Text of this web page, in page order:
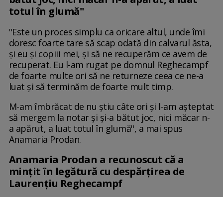
totul în glumă"
"Este un proces simplu ca oricare altul, unde îmi
doresc foarte tare să scap odată din calvarul ăsta,
și eu și copiii mei, și să ne recuperăm ce avem de
recuperat. Eu l-am rugat pe domnul Reghecampf
de foarte multe ori să ne returneze ceea ce ne-a
luat și să terminăm de foarte mult timp.
M-am îmbrăcat de nu știu câte ori și l-am așteptat
să mergem la notar și și-a bătut joc, nici măcar n-
a apărut, a luat totul în glumă", a mai spus
Anamaria Prodan.
Anamaria Prodan a recunoscut că a
mințit în legătură cu despărțirea de
Laurențiu Reghecampf